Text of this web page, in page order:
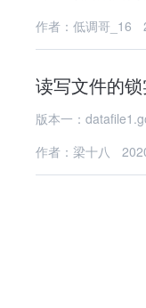
作者：低调哥_16
读写文件的
作者：梁十八